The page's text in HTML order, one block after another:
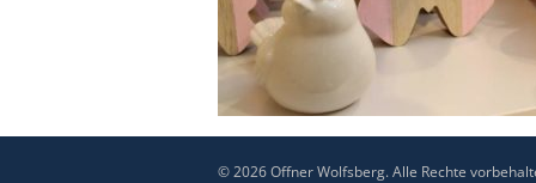
© 2026 Offner Wolfsberg. Alle Rechte